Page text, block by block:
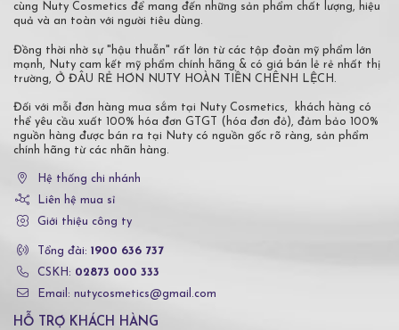
cùng Nuty Cosmetics để mang đến những sản phẩm chất lượng, hiệu
quả và an toàn với người tiêu dùng.
Đồng thời nhờ sự "hậu thuẫn" rất lớn từ các tập đoàn mỹ phẩm lớn
mạnh, Nuty cam kết mỹ phẩm chính hãng & có giá bán lẻ rẻ nhất thị
trường, Ở ĐÂU RẺ HƠN NUTY HOÀN TIỀN CHÊNH LỆCH.
Đối với mỗi đơn hàng mua sắm tại Nuty Cosmetics, khách hàng có
thể yêu cầu xuất 100% hóa đơn GTGT (hóa đơn đỏ), đảm bảo 100%
nguồn hàng được bán ra tại Nuty có nguồn gốc rõ ràng, sản phẩm
chính hãng từ các nhãn hàng.
Hệ thống chi nhánh
Liên hệ mua sỉ
Giới thiệu công ty
Tổng đài: 1900 636 737
CSKH: 02873 000 333
Email: nutycosmetics@gmail.com
HỖ TRỢ KHÁCH HÀNG